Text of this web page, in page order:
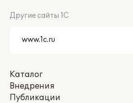
Другие сайты 1С
Каталог
Внедрения
Публикации